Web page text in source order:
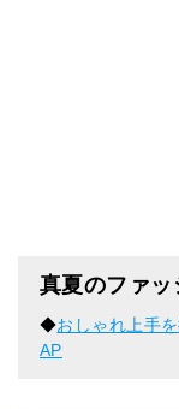
真夏のファ
◆おしゃれ上手
AP